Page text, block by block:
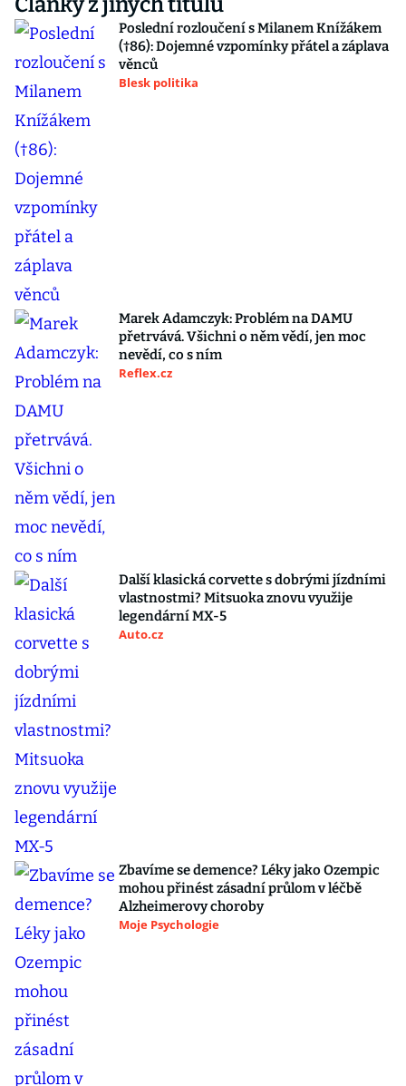
Poslední rozloučení s Milanem Knížákem
(†86): Dojemné vzpomínky přátel a záplava
věnců
Blesk politika
Marek Adamczyk: Problém na DAMU
přetrvává. Všichni o něm vědí, jen moc
nevědí, co s ním
Reflex.cz
Další klasická corvette s dobrými jízdními
vlastnostmi? Mitsuoka znovu využije
legendární MX-5
Auto.cz
Zbavíme se demence? Léky jako Ozempic
mohou přinést zásadní průlom v léčbě
Alzheimerovy choroby
Moje Psychologie